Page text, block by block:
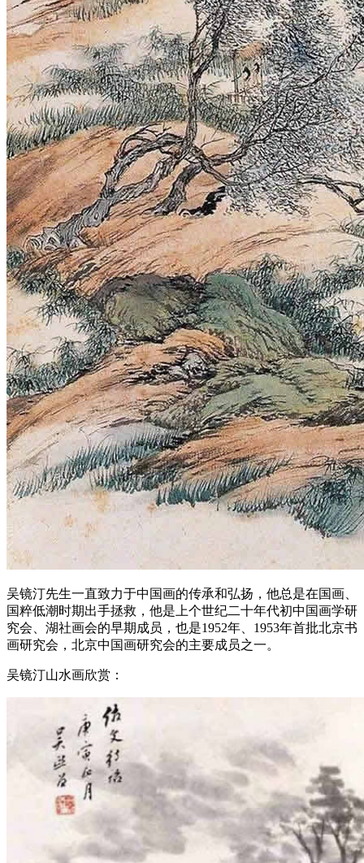
吴镜汀先生一直致力于中国画的传承和弘扬，他总是在国画、
国粹低潮时期出手拯救，他是上个世纪二十年代初中国画学研
究会、湖社画会的早期成员，也是1952年、1953年首批北京书
画研究会，北京中国画研究会的主要成员之一。
吴镜汀山水画欣赏：